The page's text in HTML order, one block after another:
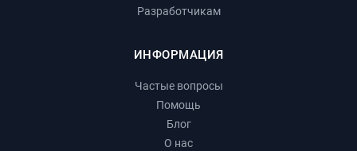
Разработчикам
ИНФОРМАЦИЯ
Частые вопросы
Помощь
Блог
О нас